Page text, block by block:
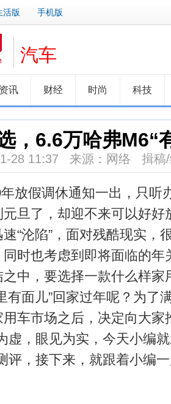
活版 手机版
汽车
资讯 财经 时尚 科技
，6.6万哈弗M6“
28 11:37 来源：网络 揖
假调休通知一出，只听
旦了，却迎不来可以好好
“沦陷”，面对残酷现实，
时也考虑到即将面临的年
中，要选择一款什么样家
有面儿”回家过年呢？为了
车市场之后，决定向大家
虚，眼见为实，今天小编
评，接下来，就跟着小编